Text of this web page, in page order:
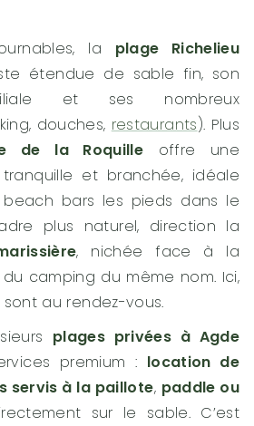
la plage Richelieu
étendue de sable fin, son
et ses nombreux
douches, restaurants). Plus
de la Roquille offre une
et branchée, idéale
bars les pieds dans le
plus naturel, direction la
, nichée face à la
camping du même nom. Ici,
au rendez-vous.
plages privées à Agde
premium : location de
servis à la paillote, paddle ou
sur le sable. C’est